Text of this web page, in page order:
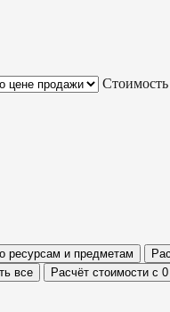
Стоимость
ресурсам и предметам
все Расчёт стоимости с 0